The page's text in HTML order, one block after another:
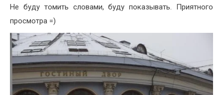
Не буду томить словами, буду показывать. Приятного
просмотра =)